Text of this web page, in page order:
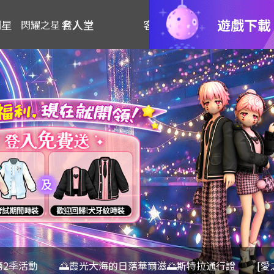
名人堂 客服
閃耀之星 登入 遊戲下載
季活動 🌅霞光大海的日落華爾滋🌅斯特拉通行證 [愛